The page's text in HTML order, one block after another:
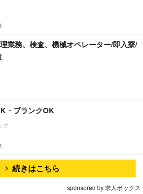
業務、検査、機械オペレーター/即入寮/
・ブランクOK
ク
続きはこちら
sponsored by 求人ボックス